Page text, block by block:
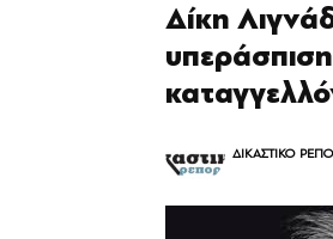
Δίκη
ΔΙΚΑΣΤΙΚΟ